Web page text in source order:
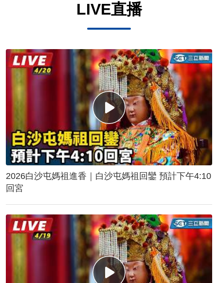
LIVE直播
2026白沙屯媽祖進香｜白沙屯媽祖回鑾 預計下午4:10
回宮